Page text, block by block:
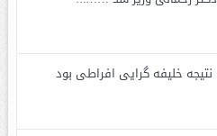
نتیجه خلیفه گرایی افراطی بود